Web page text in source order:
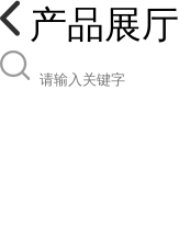
产品展厅